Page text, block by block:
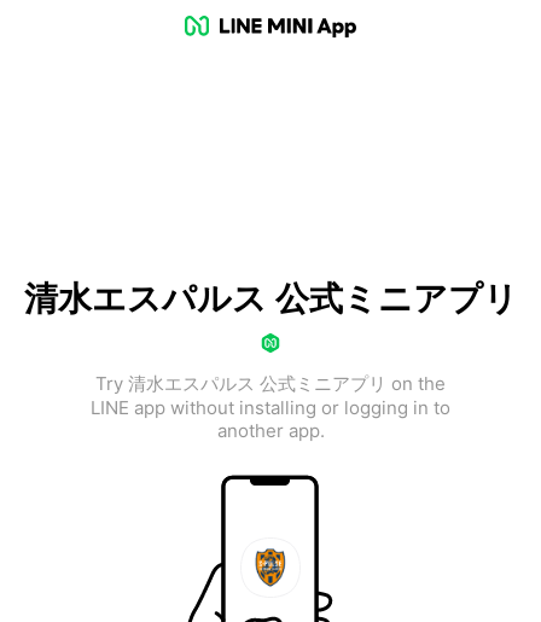
清水エスパルス 公式ミニアプリ
Try 清水エスパルス 公式ミニアプリ on the
LINE app without installing or logging in to
another app.